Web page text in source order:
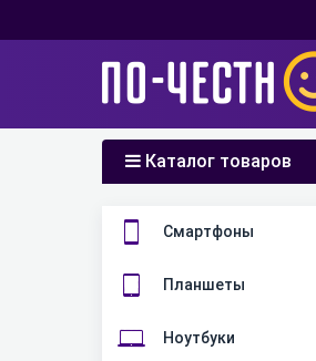
Каталог товаров
Смартфоны
Планшеты
Ноутбуки